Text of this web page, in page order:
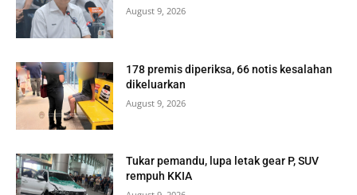
August 9, 2026
178 premis diperiksa, 66 notis kesalahan
dikeluarkan
August 9, 2026
Tukar pemandu, lupa letak gear P, SUV
rempuh KKIA